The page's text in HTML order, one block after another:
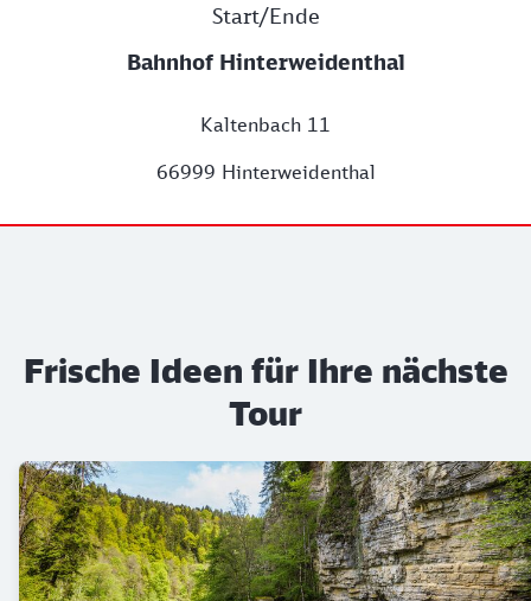
Start/Ende
Bahnhof Hinterweidenthal
Kaltenbach 11
66999 Hinterweidenthal
Frische Ideen für Ihre nächste
Tour